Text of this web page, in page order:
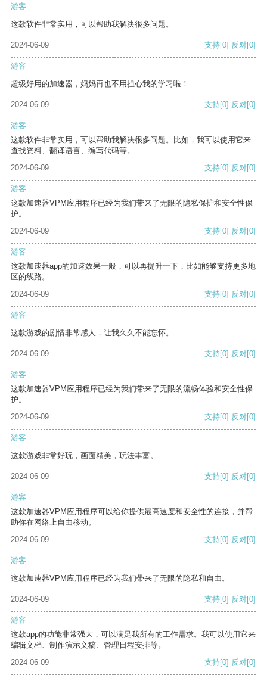
游客
这款软件非常实用，可以帮助我解决很多问题。
2024-06-09 支持[0] 反对[0]
游客
超级好用的加速器，妈妈再也不用担心我的学习啦！
2024-06-09 支持[0] 反对[0]
游客
这款软件非常实用，可以帮助我解决很多问题。比如，我可以使用它来
查找资料、翻译语言、编写代码等。
2024-06-09
支持[0] 反对[0]
游客
这款加速器VPM应用程序已经为我们带来了无限的隐私保护和安全性保
护。
2024-06-09
支持[0] 反对[0]
游客
这款加速器app的加速效果一般，可以再提升一下，比如能够支持更多地
区的线路。
2024-06-09
支持[0] 反对[0]
游客
这款游戏的剧情非常感人，让我久久不能忘怀。
2024-06-09 支持[0] 反对[0]
游客
这款加速器VPM应用程序已经为我们带来了无限的流畅体验和安全性保
护。
2024-06-09
支持[0] 反对[0]
游客
这款游戏非常好玩，画面精美，玩法丰富。
2024-06-09 支持[0] 反对[0]
游客
这款加速器VPM应用程序可以给你提供最高速度和安全性的连接，并帮
助你在网络上自由移动。
2024-06-09
支持[0] 反对[0]
游客
这款加速器VPM应用程序已经为我们带来了无限的隐私和自由。
2024-06-09 支持[0] 反对[0]
游客
这款app的功能非常强大，可以满足我所有的工作需求。我可以使用它来
编辑文档、制作演示文稿、管理日程安排等。
2024-06-09
支持[0] 反对[0]